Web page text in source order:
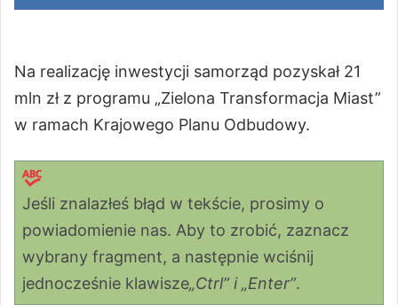
plików
Na realizację inwestycji samorząd pozyskał 21
mln zł z programu „Zielona Transformacja Miast”
w ramach Krajowego Planu Odbudowy.
Jeśli znalazłeś błąd w tekście, prosimy o
powiadomienie nas. Aby to zrobić, zaznacz
wybrany fragment, a następnie wciśnij
jednocześnie klawisze„Ctrl” i „Enter”.